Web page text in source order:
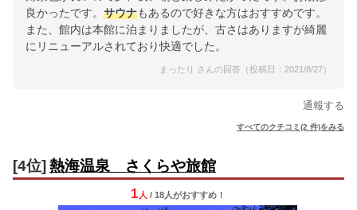
良かったです。 サウナもあるので好きな方はおすすめです。
また、館内は本館に泊まりましたが、古さはありますが綺麗
にリニューアルされており快適でした。
まったり さんの回答（投稿日：2021/8/27）
通報する
すべてのクチコミ(2 件)をみる
[4位] 熱海温泉 さくらや旅館
1 人 / 18人がおすすめ！